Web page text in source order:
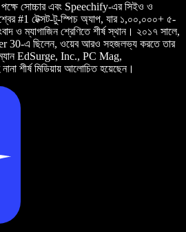
পক্ষে সোচ্চার এবং Speechify-এর সিইও ও
#1 টেক্সট-টু-স্পিচ অ্যাপ, যার ১,০০,০০০+ ৫-
ও ম্যাগাজিন শ্রেণিতে শীর্ষ স্থান। ২০১৭ সালে,
30-এ ছিলেন, ওয়েব আরও সহজলভ্য করতে তার
EdSurge, Inc., PC Mag,
শীর্ষ মিডিয়ায় আলোচিত হয়েছেন।